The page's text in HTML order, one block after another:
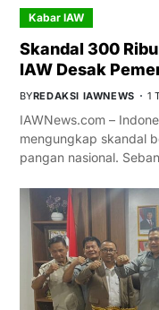
Kabar IAW
Skandal 300
IAW Desak
BYREDAKSI IAWNEWS 1
IAWNews.com –
mengungkap skandal
pangan nasional.